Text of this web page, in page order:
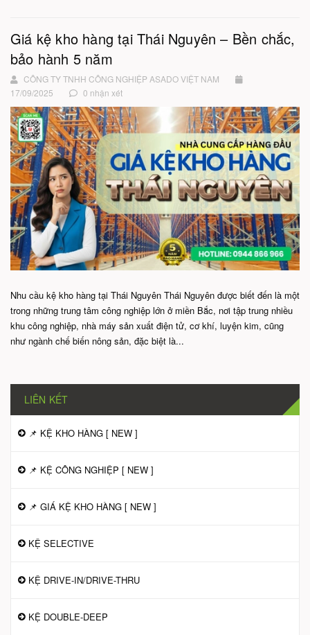
Giá kệ kho hàng tại Thái Nguyên – Bền chắc,
bảo hành 5 năm
CÔNG TY TNHH CÔNG NGHIỆP ASADO VIỆT NAM
17/09/2025
0 nhận xét
Nhu cầu kệ kho hàng tại Thái Nguyên Thái Nguyên được biết đến là một
trong những trung tâm công nghiệp lớn ở miền Bắc, nơi tập trung nhiều
khu công nghiệp, nhà máy sản xuất điện tử, cơ khí, luyện kim, cũng
như ngành chế biến nông sản, đặc biệt là...
LIÊN KẾT
📌 KỆ KHO HÀNG [ NEW ]
📌 KỆ CÔNG NGHIỆP [ NEW ]
📌 GIÁ KỆ KHO HÀNG [ NEW ]
KỆ SELECTIVE
KỆ DRIVE-IN/DRIVE-THRU
KỆ DOUBLE-DEEP